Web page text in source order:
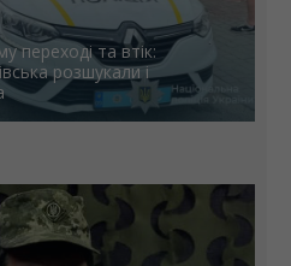
переході та втік:
розшукали і